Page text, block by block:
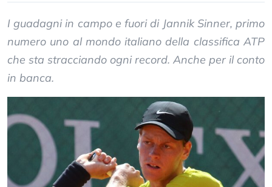
I guadagni in campo e fuori di Jannik Sinner, primo
numero uno al mondo italiano della classifica ATP
che sta stracciando ogni record. Anche per il conto
in banca.